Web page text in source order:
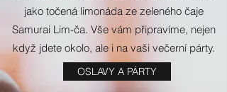
jako točená limonáda ze zeleného čaje
Samurai Lim-ča. Vše vám připravíme, nejen
když jdete okolo, ale i na vaši večerní párty.
OSLAVY A PÁRTY